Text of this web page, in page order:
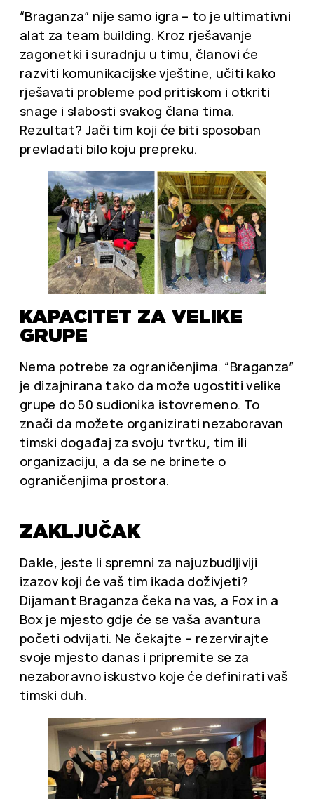
“Braganza” nije samo igra – to je ultimativni
alat za team building. Kroz rješavanje
zagonetki i suradnju u timu, članovi će
razviti komunikacijske vještine, učiti kako
rješavati probleme pod pritiskom i otkriti
snage i slabosti svakog člana tima.
Rezultat? Jači tim koji će biti sposoban
prevladati bilo koju prepreku.
KAPACITET ZA VELIKE
GRUPE
Nema potrebe za ograničenjima. “Braganza”
je dizajnirana tako da može ugostiti velike
grupe do 50 sudionika istovremeno. To
znači da možete organizirati nezaboravan
timski događaj za svoju tvrtku, tim ili
organizaciju, a da se ne brinete o
ograničenjima prostora.
ZAKLJUČAK
Dakle, jeste li spremni za najuzbudljiviji
izazov koji će vaš tim ikada doživjeti?
Dijamant Braganza čeka na vas, a Fox in a
Box je mjesto gdje će se vaša avantura
početi odvijati. Ne čekajte – rezervirajte
svoje mjesto danas i pripremite se za
nezaboravno iskustvo koje će definirati vaš
timski duh.